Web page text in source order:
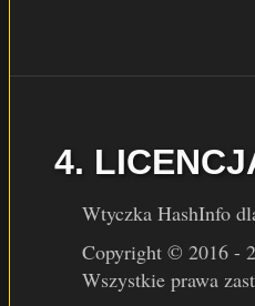
4.
Wtyczka HashInfo
Copyright © 2016 -
Wszystkie prawa